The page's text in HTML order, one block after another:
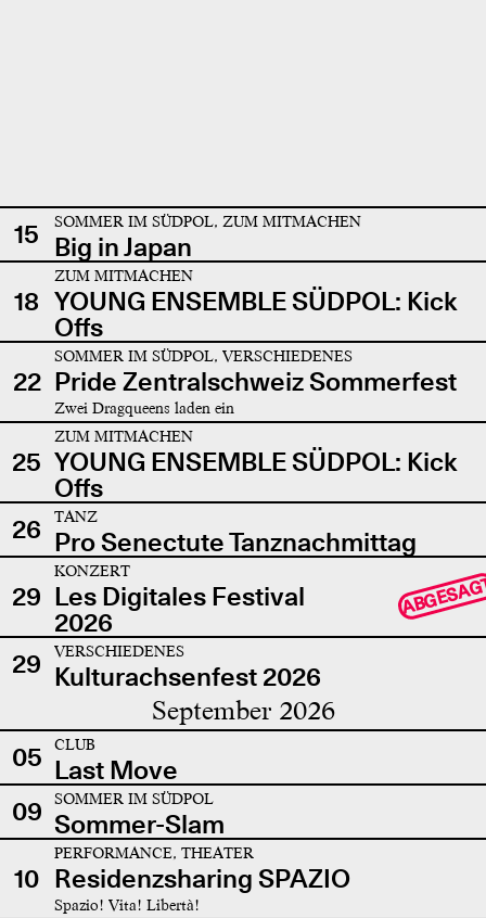
15 SOMMER IM SÜDPOL, ZUM MITMACHEN
Big in Japan
18
ZUM MITMACHEN
YOUNG ENSEMBLE SÜDPOL: Kick
Offs
22
SOMMER IM SÜDPOL, VERSCHIEDENES
Pride Zentralschweiz Sommerfest
Zwei Dragqueens laden ein
25
ZUM MITMACHEN
YOUNG ENSEMBLE SÜDPOL: Kick
Offs
26
TANZ
Pro Senectute Tanznachmittag
29
KONZERT
Les Digitales Festival
2026
29 VERSCHIEDENES
Kulturachsenfest 2026
September 2026
05 CLUB
Last Move
09
SOMMER IM SÜDPOL
Sommer-Slam
10
PERFORMANCE, THEATER
Residenzsharing SPAZIO
Spazio! Vita! Libertà!